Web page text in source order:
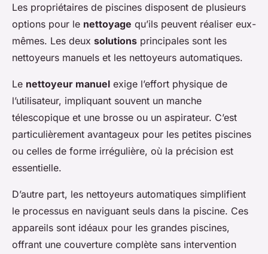
Les propriétaires de piscines disposent de plusieurs
options pour le nettoyage qu’ils peuvent réaliser eux-
mêmes. Les deux solutions principales sont les
nettoyeurs manuels et les nettoyeurs automatiques.
Le nettoyeur manuel exige l’effort physique de
l’utilisateur, impliquant souvent un manche
télescopique et une brosse ou un aspirateur. C’est
particulièrement avantageux pour les petites piscines
ou celles de forme irrégulière, où la précision est
essentielle.
D’autre part, les nettoyeurs automatiques simplifient
le processus en naviguant seuls dans la piscine. Ces
appareils sont idéaux pour les grandes piscines,
offrant une couverture complète sans intervention